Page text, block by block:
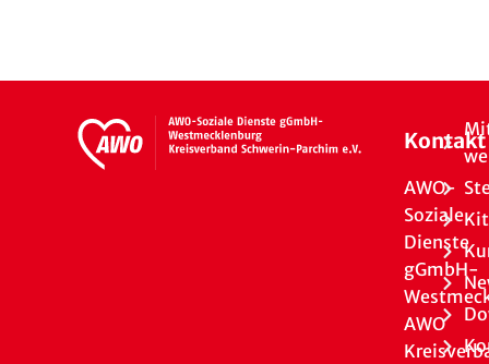
Kontakt
AWO-
Soziale
Dienste
gGmbH-
AWO